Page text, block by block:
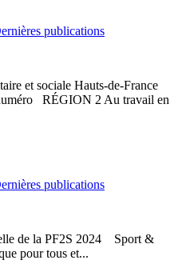
publications
et sociale Hauts-de-France
RÉGION 2 Au travail en
publications
de la PF2S 2024 Sport &
pour tous et...